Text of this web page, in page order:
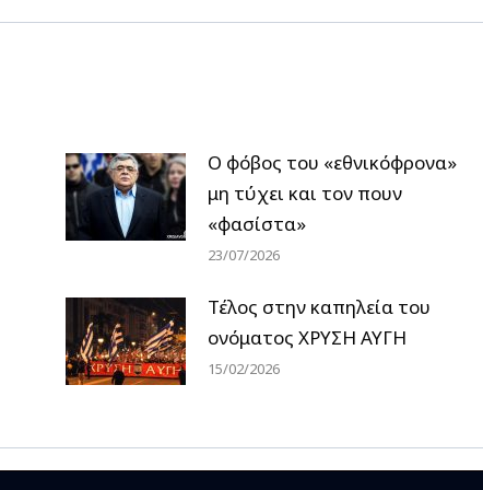
Ο φόβος του «εθνικόφρονα»
μη τύχει και τον πουν
«φασίστα»
23/07/2026
Τέλος στην καπηλεία του
ονόματος ΧΡΥΣΗ ΑΥΓΗ
15/02/2026